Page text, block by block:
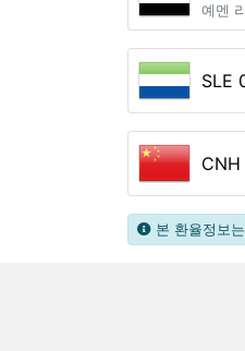
예멘
SLE
본 환율정보